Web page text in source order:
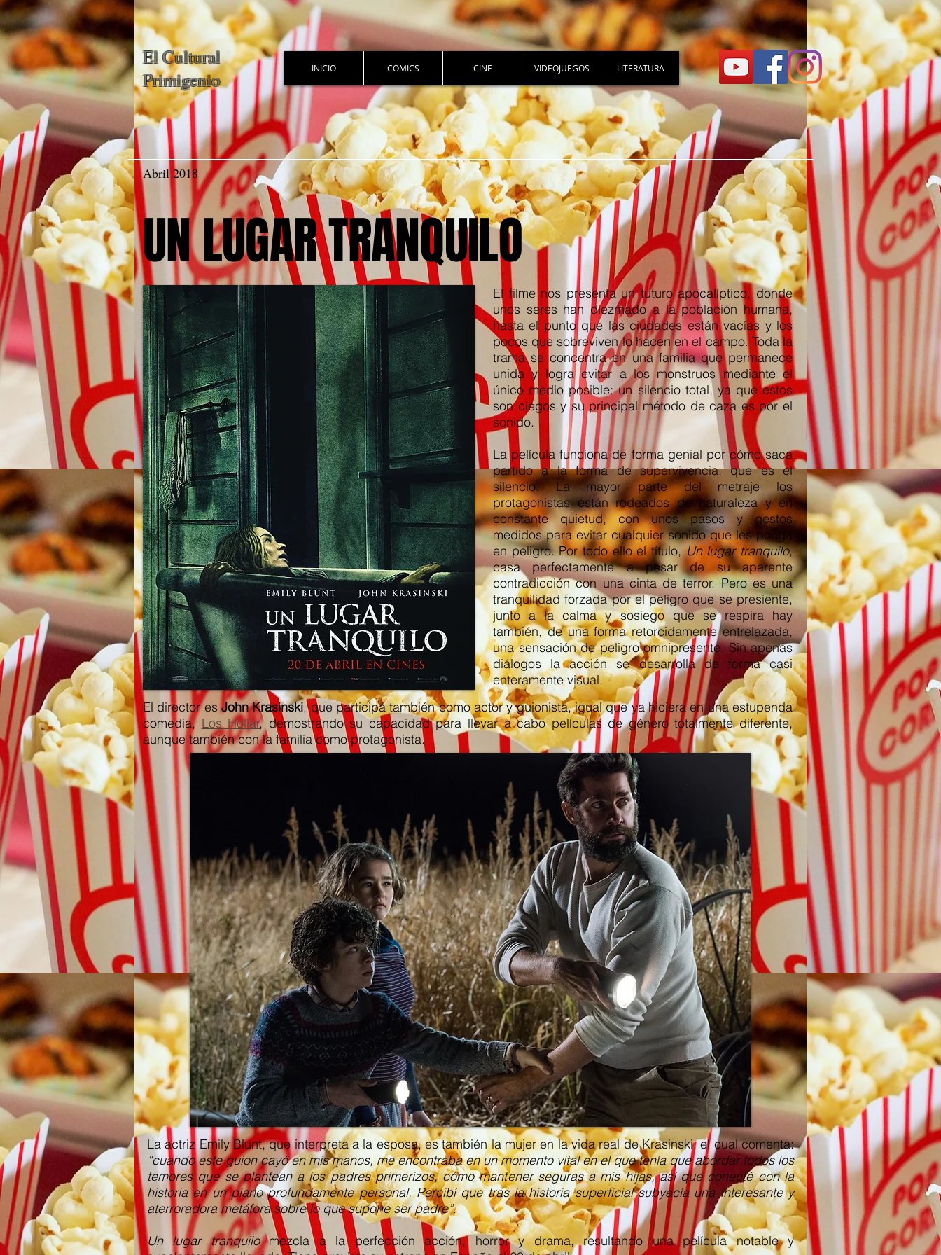
El Cultural
Primigenio
INICIO COMICS CINE VIDEOJUEGOS LITERATURA
Abril 2018
UN LUGAR TRANQUILO
El filme nos presenta un futuro apocalíptico, donde
unos seres han diezmado a la población humana,
hasta el punto que las ciudades están vacías y los
pocos que sobreviven lo hacen en el campo. Toda la
trama se concentra en una familia que permanece
unida y logra evitar a los monstruos mediante el
único medio posible: un silencio total, ya que estos
son ciegos y su principal método de caza es por el
sonido.
La película funciona de forma genial por cómo saca
partido a la forma de supervivencia, que es el
silencio. La mayor parte del metraje los
protagonistas están rodeados de naturaleza y en
constante quietud, con unos pasos y gestos
medidos para evitar cualquier sonido que les ponga
en peligro. Por todo ello el título,Un lugar tranquilo,
casa perfectamente a pesar de su aparente
contradicción con una cinta de terror. Pero es una
tranquilidad forzada por el peligro que se presiente,
junto a la calma y sosiego que se respira hay
también, de una forma retorcidamente entrelazada,
una sensación de peligro omnipresente. Sin apenas
diálogos la acción se desarrolla de forma casi
enteramente visual.
El director es John Krasinski, que participa también como actor y guionista, igual que ya hiciera en una estupenda
comedia, Los Hollar, demostrando su capacidad para llevar a cabo películas de género totalmente diferente,
aunque también con la familia como protagonista.
La actriz Emily Blunt, que interpreta a la esposa, es también la mujer en la vida real de Krasinski, el cual comenta:
“cuando este guion cayó en mis manos, me encontraba en un momento vital en el que tenía que abordar todos los
temores que se plantean a los padres primerizos, cómo mantener seguras a mis hijas, así que conecté con la
historia en un plano profundamente personal. Percibí que tras la historia superficial subyacía una interesante y
aterroradora metáfora sobre lo que supone ser padre”.
Un lugar tranquilomezcla a la perfección acción, horror y drama, resultando una película notable y